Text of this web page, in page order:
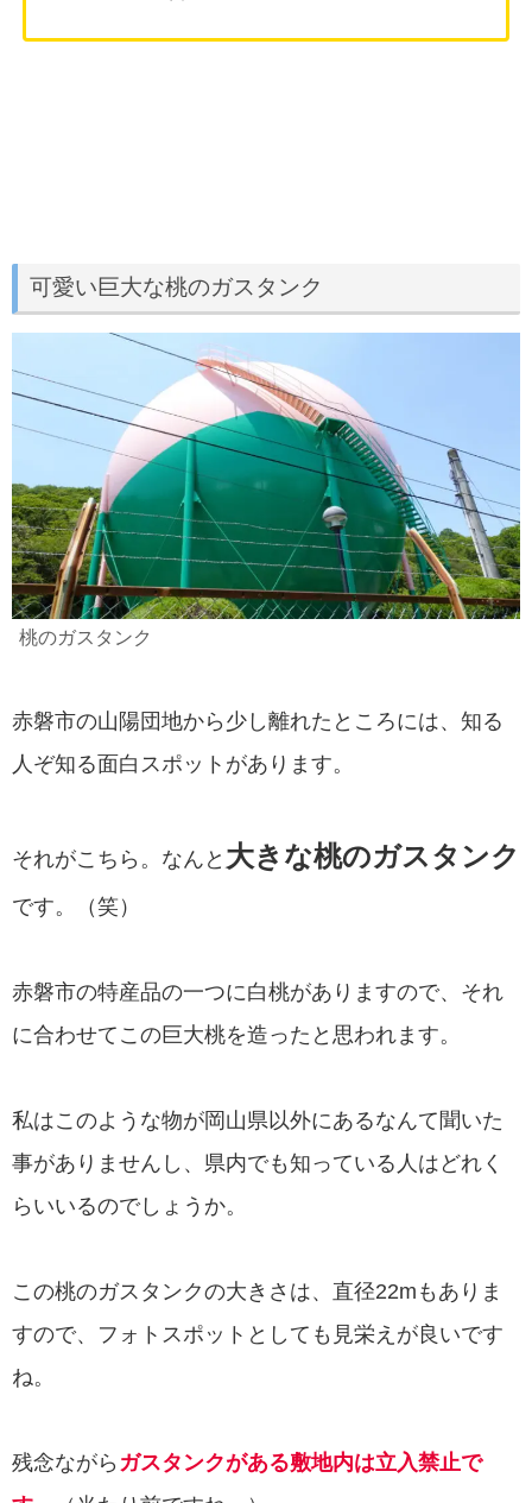
可愛い巨大な桃のガスタンク
桃のガスタンク
赤磐市の山陽団地から少し離れたところには、知る
人ぞ知る面白スポットがあります。
それがこちら。なんと 大きな桃のガスタンク
です。（笑）
赤磐市の特産品の一つに白桃がありますので、それ
に合わせてこの巨大桃を造ったと思われます。
私はこのような物が岡山県以外にあるなんて聞いた
事がありませんし、県内でも知っている人はどれく
らいいるのでしょうか。
この桃のガスタンクの大きさは、直径22mもありま
すので、フォトスポットとしても見栄えが良いです
ね。
残念ながら ガスタンクがある敷地内は立入禁止で